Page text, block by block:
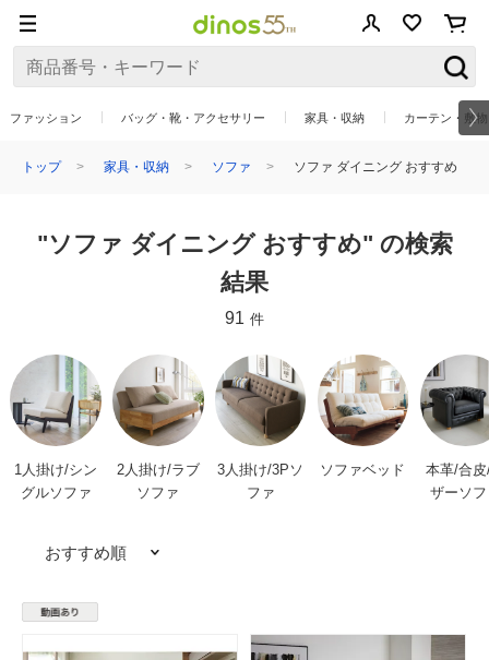
ファッション バッグ・靴・アクセサリー 家具・収納 カーテン・敷
トップ 家具・収納 ソファ ソファ ダイニング おすすめ
"ソファ ダイニング おすすめ" の検索
結果
91 件
1人掛け/シン
グルソファ
2人掛け/ラブ
ソファ
3人掛け/3Pソ
ファ
ソファベッド
本革/合
ザーソ
おすすめ順